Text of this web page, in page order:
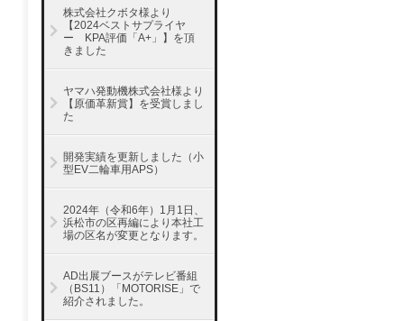
株式会社クボタ様より
【2024ベストサプライヤ
ー KPA評価「A+」】を頂
きました
ヤマハ発動機株式会社様より
【原価革新賞】を受賞しまし
た
開発実績を更新しました（小
型EV二輪車用APS）
2024年（令和6年）1月1日、
浜松市の区再編により本社工
場の区名が変更となります。
AD出展ブースがテレビ番組
（BS11）「MOTORISE」で
紹介されました。